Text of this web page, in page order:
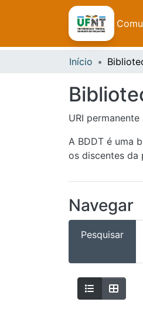
Início
URI
A BDDT é uma
os discentes da
Navegar
Pesquisar